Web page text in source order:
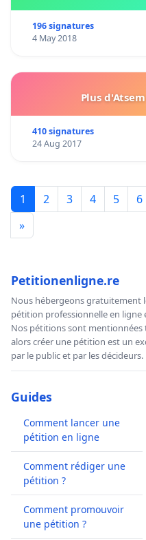
196 signatures
4 May 2018
Plus
410 signatures
24 Aug 2017
1 2 3 4 5 6
»
Petitionenligne.re
Nous hébergeons gratuitement
pétition professionnelle en ligne
Nos pétitions sont mentionnées
alors créer une pétition est un
par le public et par les décideurs.
Guides
Comment lancer une
pétition en ligne
Comment rédiger une
pétition ?
Comment promouvoir
une pétition ?